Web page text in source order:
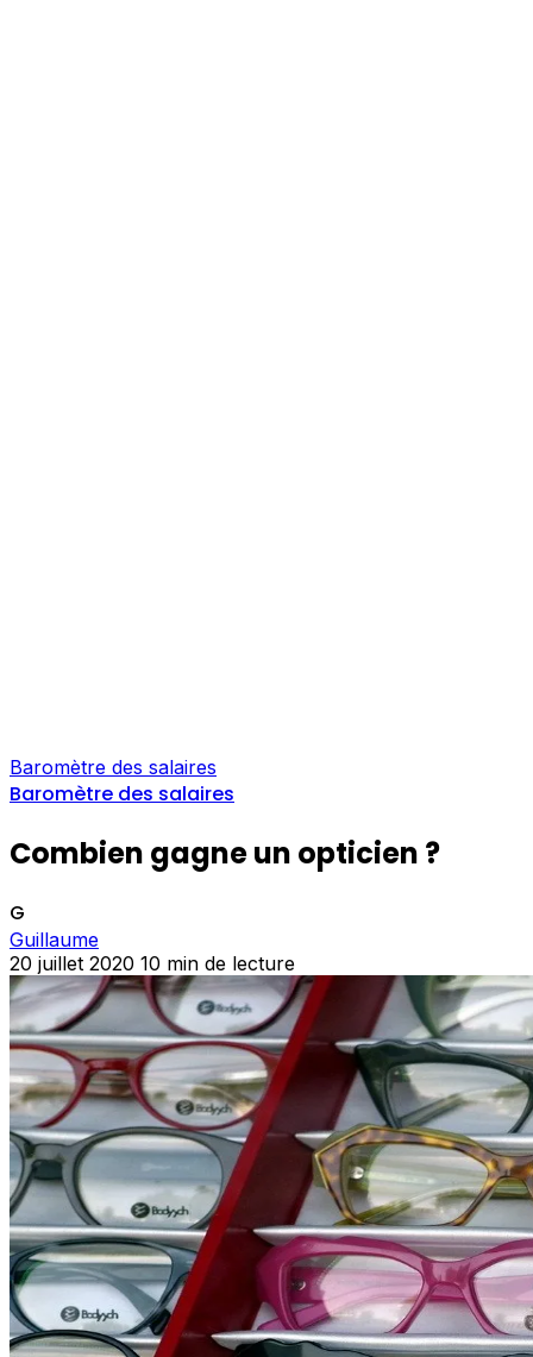
Baromètre des salaires
Baromètre des salaires
Combien gagne un opticien ?
G
Guillaume
20 juillet 2020 10 min de lecture